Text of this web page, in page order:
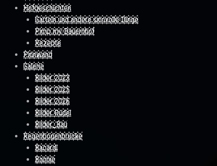
Hofgeschichten
Garteln und andere sinnvolle Dinge
Pimp my Bauernhof
Rezepte
Pinnwand
Galerie
Bilder 2023
Bilder 2025
Bilder 2026
Bilder Rudel
Bilder_Bau
Regenbogenbrücke
Bacardi
Bonnie